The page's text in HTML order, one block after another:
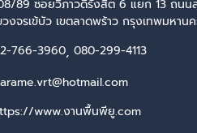
89 ซอยวิภาวดีรังสิต 6 แยก 13 ถนนล
วงจรเข้บัว เขตลาดพร้าว กรุงเทพมหาน
766-3960, 080-299-4113
www.งานพื้นพียู.com